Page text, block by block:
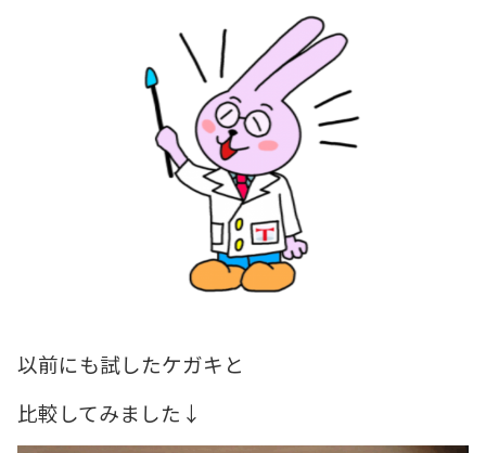
以前にも試したケガキと
比較してみました↓